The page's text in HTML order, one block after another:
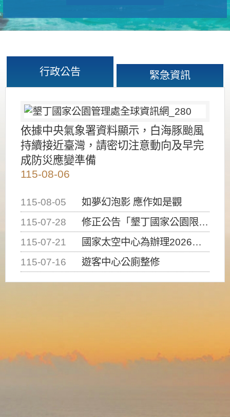
行政公告 緊急資訊
依據中央氣象署資料顯示，白海豚颱風
持續接近臺灣，請密切注意動向及早完
成防災應變準備
115-08-06
115-08-05
如夢幻泡影 應作如是觀
115-07-28
修正公告「墾丁國家公園限制水域遊憩活動之種類、範圍、時間及行為」，自即日生效。
115-07-21
國家太空中心為辦理2026台灣盃火箭競賽，陸、海、空域警戒及協調相關事宜，因颱風備案事宜
115-07-16
遊客中心公廁整修